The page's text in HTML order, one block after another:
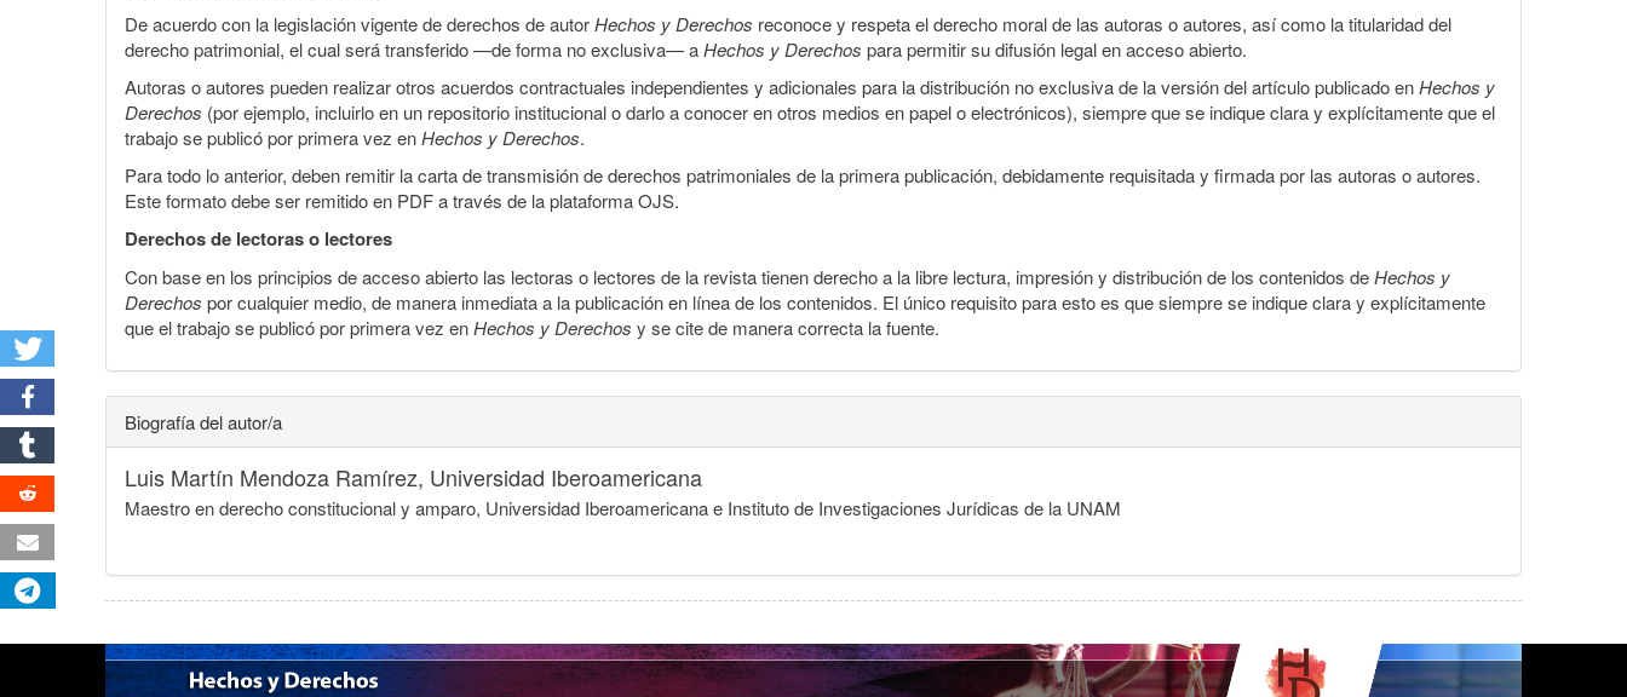
De acuerdo con la legislación vigente de derechos de autorHechos y Derechos reconoce y respeta el derecho moral de las autoras o autores, así como la titularidad del
derecho patrimonial, el cual será transferido —de forma no exclusiva— aHechos y Derechos para permitir su difusión legal en acceso abierto.
Autoras o autores pueden realizar otros acuerdos contractuales independientes y adicionales para la distribución no exclusiva de la versión del artículo publicado enHechos y
Derechos (por ejemplo, incluirlo en un repositorio institucional o darlo a conocer en otros medios en papel o electrónicos), siempre que se indique clara y explícitamente que el
trabajo se publicó por primera vez enHechos y Derechos.
Para todo lo anterior, deben remitir la carta de transmisión de derechos patrimoniales de la primera publicación, debidamente requisitada y firmada por las autoras o autores.
Este formato debe ser remitido en PDF a través de la plataforma OJS.
Derechos de lectoras o lectores
Con base en los principios de acceso abierto las lectoras o lectores de la revista tienen derecho a la libre lectura, impresión y distribución de los contenidos deHechos y
Derechos por cualquier medio, de manera inmediata a la publicación en línea de los contenidos. El único requisito para esto es que siempre se indique clara y explícitamente
que el trabajo se publicó por primera vez enHechos y Derechos y se cite de manera correcta la fuente.
Biografía del autor/a
Luis Martín Mendoza Ramírez, Universidad Iberoamericana
Maestro en derecho constitucional y amparo, Universidad Iberoamericana e Instituto de Investigaciones Jurídicas de la UNAM